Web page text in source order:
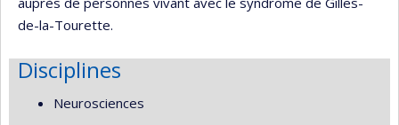
de-la-Tourette.
Disciplines
Neurosciences